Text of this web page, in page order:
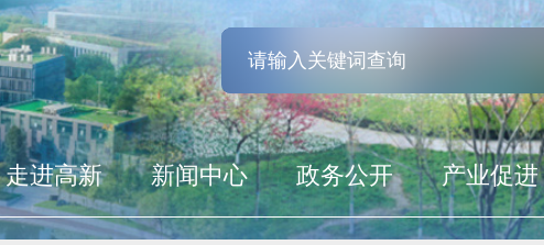
走进高新 新闻中心 政务公开 产业促进